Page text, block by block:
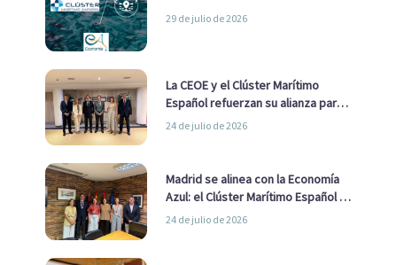
29 de julio de 2026
La CEOE y el Clúster Marítimo
Español refuerzan su alianza para
impulsar una estrategia Nacional
24 de julio de 2026
Madrid se alinea con la Economía
Azul: el Clúster Marítimo Español y
la Real Liga Naval avanzan alianzas
24 de julio de 2026